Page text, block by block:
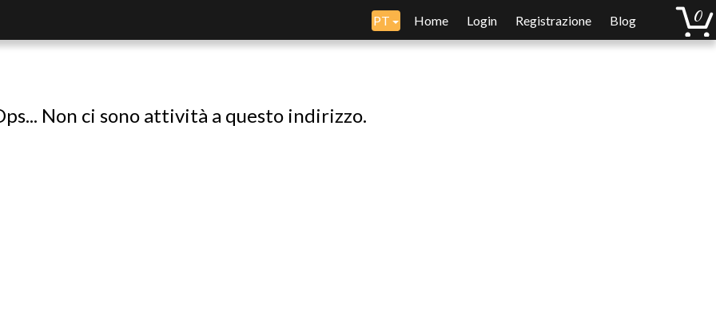
PT Home Login Registrazione Blog
Non ci sono attività a questo indirizzo.